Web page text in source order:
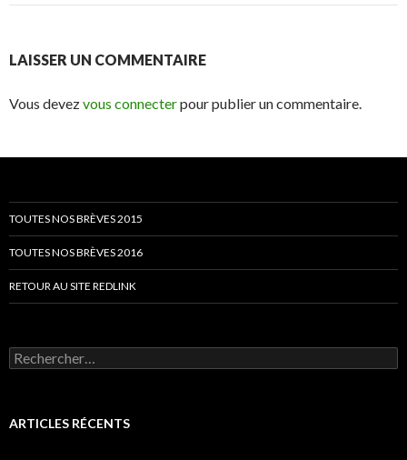
LAISSER UN COMMENTAIRE
Vous devezvous connecterpour publier un commentaire.
TOUTES NOS BRÈVES 2015
TOUTES NOS BRÈVES 2016
RETOUR AU SITE REDLINK
Rechercher :
ARTICLES RÉCENTS